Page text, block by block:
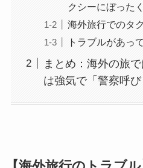
クシーにぼった
海外旅行でのタ
トラブルがあっ
まとめ：海外の旅
は強気で「警察呼び